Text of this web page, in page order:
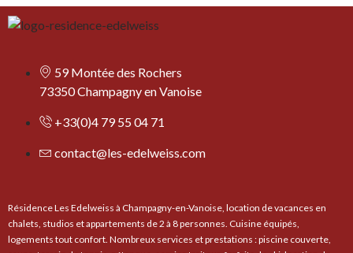
59 Montée des Rochers
73350 Champagny en Vanoise
+33(0)4 79 55 04 71
contact@les-edelweiss.com
Résidence Les Edelweiss à Champagny-en-Vanoise, location de vacances en
chalets, studios et appartements de 2 à 8 personnes. Cuisine équipés,
logements tout confort. Nombreux services et prestations : piscine couverte,